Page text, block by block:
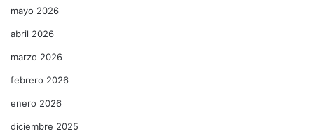
mayo 2026
abril 2026
marzo 2026
febrero 2026
enero 2026
diciembre 2025